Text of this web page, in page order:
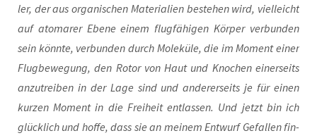
ler, der aus orga­ni­schen Mate­ria­li­en bestehen wird, viel­leicht
auf ato­ma­rer Ebe­ne einem flug­fä­hi­gen Kör­per ver­bun­den
sein könn­te, ver­bun­den durch Mole­kü­le, die im Moment einer
Flug­be­we­gung, den Rotor von Haut und Kno­chen einer­seits
anzu­trei­ben in der Lage sind und ande­rer­seits je für einen
kur­zen Moment in die Frei­heit ent­las­sen. Und jetzt bin ich
glück­lich und hof­fe, dass sie an mei­nem Ent­wurf Gefal­len fin­